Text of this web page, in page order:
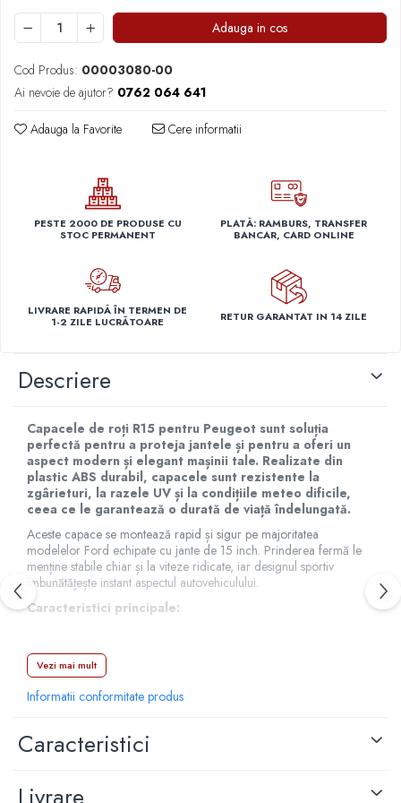
Capace r14 Nissan
Capace r14 Opel
Capace r14 Seat
Capace r14 Skoda
Capace r14 Volvo
Capace roti marimea 15'
Capace r15 Alfa Romeo
Capace r15 Audi
Capace r15 Chevrolet
Capace r15 Citroen
Capace r15 Dacia
Capace r15 Ford
Capace r15 Hyundai
Capace r15 Mazda
Capace r15 Mercedes-Benz
Capace r15 Mitsubishi
Capace r15 Nissan
Capace r15 Opel
Capace r15 Peugeot
Capace r15 Seat
Capace r15 Skoda
Capace r15 Toyota
Capace r15 Volvo
Capace r15 VW
Capace r16 Alfa Romeo
Capace r16 BMW
Adauga in cos
Cod Produs: 00003080-00
Ai nevoie de ajutor? 0762 064 641
Adauga la Favorite Cere informatii
PESTE 2000 DE PRODUSE CU
STOC PERMANENT
PLATĂ: RAMBURS, TRANSFER
BANCAR, CARD ONLINE
LIVRARE RAPIDĂ ÎN TERMEN DE
1-2 ZILE LUCRĂTOARE
RETUR GARANTAT IN 14 ZILE
Descriere
Capacele de roți R15 pentru Peugeot sunt soluția
perfectă pentru a proteja jantele și pentru a oferi un
aspect modern și elegant mașinii tale. Realizate din
plastic ABS durabil, capacele sunt rezistente la
zgârieturi, la razele UV și la condițiile meteo dificile,
ceea ce le garantează o durată de viață îndelungată.
Aceste capace se montează rapid și sigur pe majoritatea
modelelor Ford echipate cu jante de 15 inch. Prinderea fermă le
menține stabile chiar și la viteze ridicate, iar designul sportiv
îmbunătățește instant aspectul autovehiculului.
Caracteristici principale:
Compatibile cu majoritatea modelelor Ford
Material: plastic ABS rezistent
zgârieturilor
Vezi mai mult
Informatii conformitate produs
Caracteristici